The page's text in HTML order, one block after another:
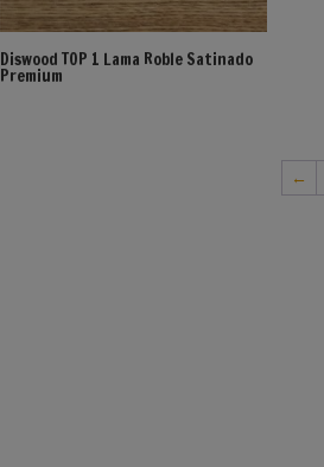
Diswood TOP 1 Lama Roble Satinado
Premium
←